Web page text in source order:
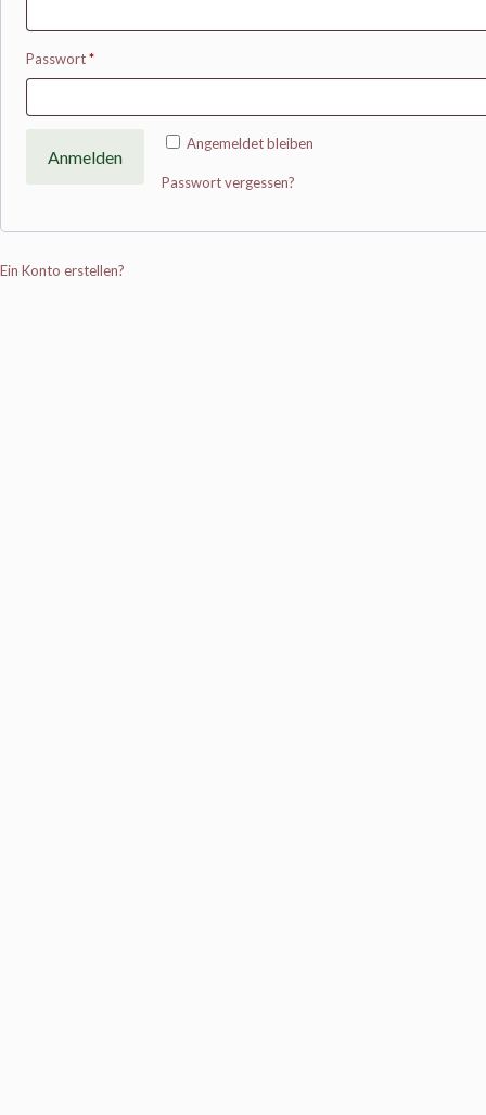
Passwort*
Angemeldet bleiben
Anmelden
Passwort vergessen?
Ein Konto erstellen?